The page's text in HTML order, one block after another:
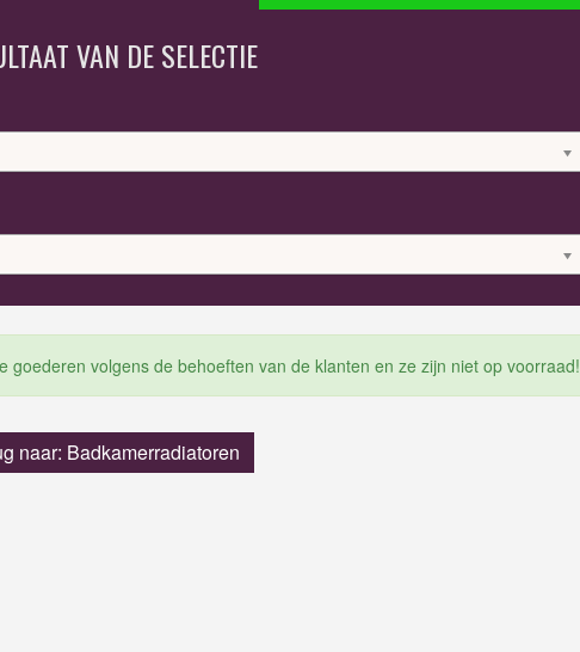
VAN DE SELECTIE
goederen volgens de behoeften van de klanten en ze zijn niet op voorraad!
naar: Badkamerradiatoren